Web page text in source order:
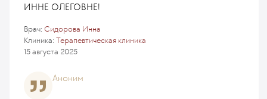
ИННЕ ОЛЕГОВНЕ!
Клиника: Терапевтическая клиника
Врач: Сидорова Инна
15 августа 2025
Аноним